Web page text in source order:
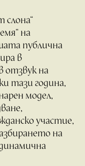
на
публична
в
отзвук на
тази година,
модел,
участие,
на